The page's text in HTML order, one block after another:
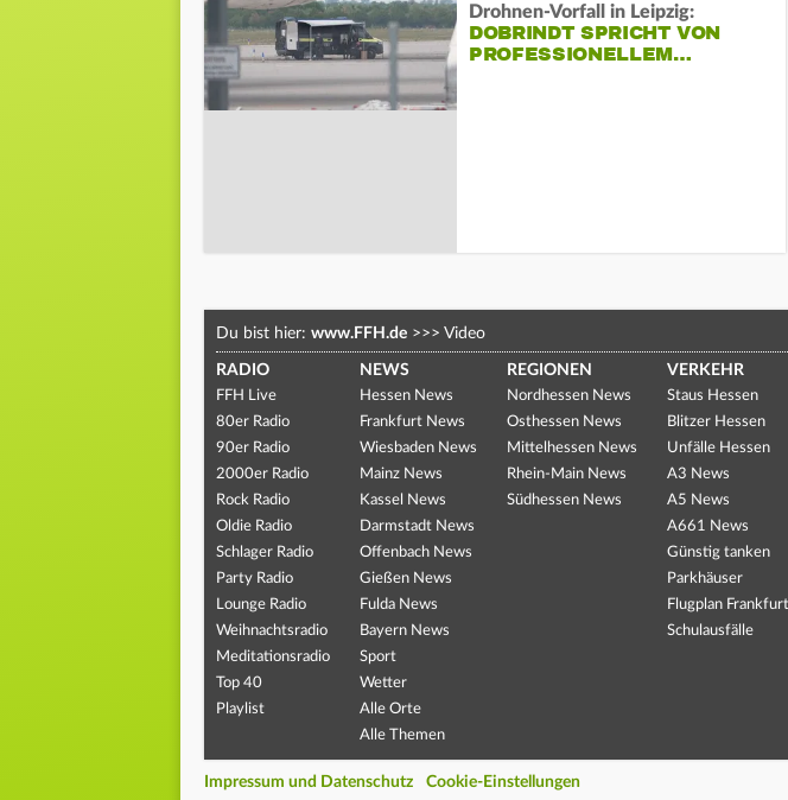
Drohnen-Vorfall in Leipzig:
DOBRINDT SPRICHT VON
PROFESSIONELLEM…
Du bist hier: www.FFH.de >>> Video
RADIO
FFH Live
80er Radio
90er Radio
2000er Radio
Rock Radio
Oldie Radio
Schlager Radio
Party Radio
Lounge Radio
Weihnachtsradio
Meditationsradio
Top 40
Playlist
NEWS
Hessen News
Frankfurt News
Wiesbaden News
Mainz News
Kassel News
Darmstadt News
Offenbach News
Gießen News
Fulda News
Bayern News
Sport
Wetter
Alle Orte
Alle Themen
REGIONEN
Nordhessen News
Osthessen News
Mittelhessen News
Rhein-Main News
Südhessen News
VERKEHR
Staus Hessen
Blitzer Hessen
Unfälle Hessen
A3 News
A5 News
A661 News
Günstig tanken
Parkhäuser
Flugplan Frankfurt
Schulausfälle
Impressum und Datenschutz Cookie-Einstellungen